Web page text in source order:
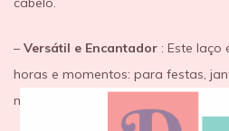
– Versátil e Encantador : Este
horas e momentos: para festas,
mercado … seja onde for, estará